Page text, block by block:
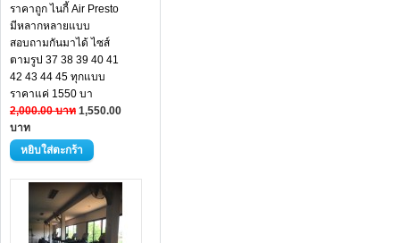
ราคาถูก ไนกี้ Air Presto
มีหลากหลายแบบ
สอบถามกันมาได้ ไซส์
ตามรูป 37 38 39 40 41
42 43 44 45 ทุกแบบ
ราคาแค่ 1550 บา
2,000.00 บาท 1,550.00
บาท